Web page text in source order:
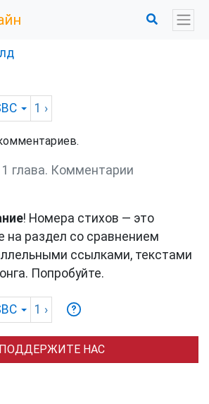
1 ›
глава. Комментарии
! Номера стихов — это
на раздел со сравнением
ссылками, текстами
Попробуйте.
1 ›
ПОДДЕРЖИТЕ НАС